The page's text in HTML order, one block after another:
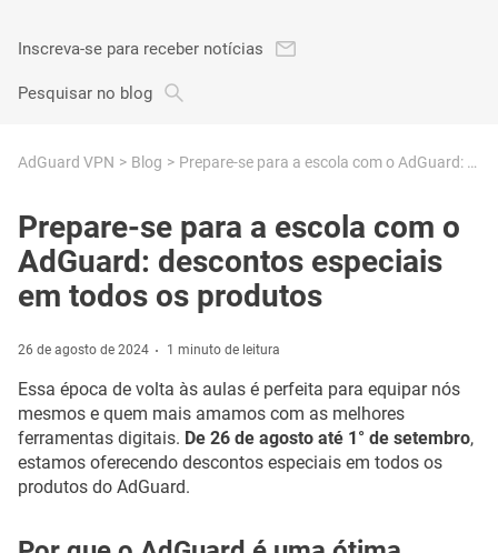
Inscreva-se para receber notícias
Pesquisar no blog
AdGuard VPN Blog Prepare-se para a escola com o AdGuard: descontos especiais em todos os produtos
Prepare-se para a escola com o
AdGuard: descontos especiais
em todos os produtos
26 de agosto de 2024 1 minuto de leitura
Essa época de volta às aulas é perfeita para equipar nós
mesmos e quem mais amamos com as melhores
ferramentas digitais. De 26 de agosto até 1° de setembro,
estamos oferecendo descontos especiais em todos os
produtos do AdGuard.